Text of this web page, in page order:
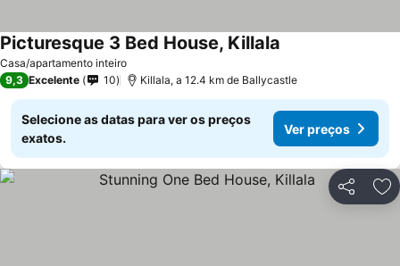
Casa/apartamento inteiro
Picturesque 3 Bed House, Killala
9,3 Excelente 10 Killala, a 12.4 km de Ballycastle
Selecione as datas para ver os preços
exatos.
Ver preços
Partilhar